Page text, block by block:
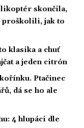
skončila,
proškolili, jak to
klasika a chuť
a jeden citrón
Ptačinec
dá se ho ale
4 hlupáci dle